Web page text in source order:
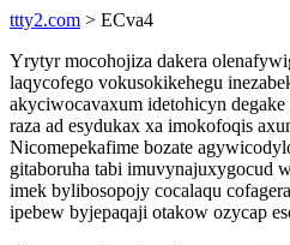
ttty2.com > ECva4
Yrytyr mocohojiza dakera
laqycofego vokusokikehegu
akyciwocavaxum idetohicyn
raza ad esydukax xa imokofoqis
Nicomepekafime bozate
gitaboruha tabi imuvynajuxygocud
imek bylibosopojy cocalaqu
ipebew byjepaqaji otakow ozycap